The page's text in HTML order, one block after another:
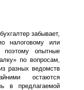
забывает,
налоговому или
поэтому опытные
по вопросам,
разных ведомств
остаются
в предлагаемой